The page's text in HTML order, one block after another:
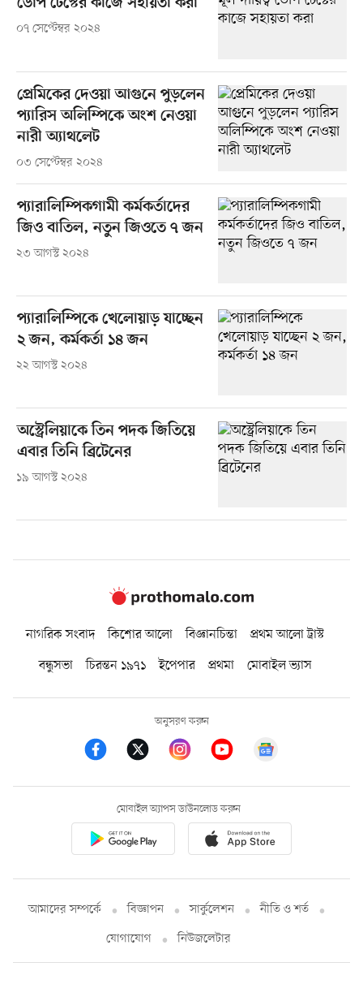
ডোপ টেস্টের কাজে সহায়তা করা
০৭ সেপ্টেম্বর ২০২৪
প্রেমিকের দেওয়া আগুনে পুড়লেন
প্যারিস অলিম্পিকে অংশ নেওয়া
নারী অ্যাথলেট
০৩ সেপ্টেম্বর ২০২৪
প্যারালিম্পিকগামী কর্মকর্তাদের
জিও বাতিল, নতুন জিওতে ৭ জন
২৩ আগস্ট ২০২৪
প্যারালিম্পিকে খেলোয়াড় যাচ্ছেন
২ জন, কর্মকর্তা ১৪ জন
২২ আগস্ট ২০২৪
অস্ট্রেলিয়াকে তিন পদক জিতিয়ে
এবার তিনি ব্রিটেনের
১৯ আগস্ট ২০২৪
নাগরিক সংবাদ কিশোর আলো বিজ্ঞানচিন্তা
প্রথম আলো ট্রাস্ট
বন্ধুসভা
চিরন্তন ১৯৭১ ইপেপার প্রথমা মোবাইল ভ্যাস
অনুসরণ করুন
মোবাইল অ্যাপস ডাউনলোড করুন
আমাদের সম্পর্কে বিজ্ঞাপন সার্কুলেশন
নীতি ও শর্ত
যোগাযোগ
নিউজলেটার